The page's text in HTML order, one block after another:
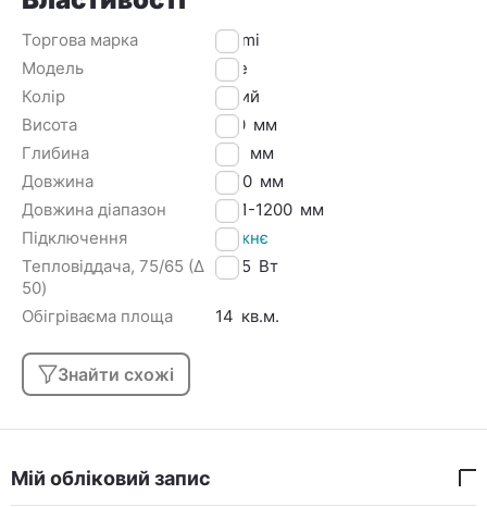
Торгова марка
Kermi
Модель
Line
Колір
Білий
Висота
300 мм
Глибина
100 мм
Довжина
1200 мм
Довжина діапазон
1101-1200 мм
Підключення
Нижнє
Тепловіддача, 75/65 (Δ
50)
1145 Вт
Обігріваєма площа 14 кв.м.
Знайти схожі
Мій обліковий запис